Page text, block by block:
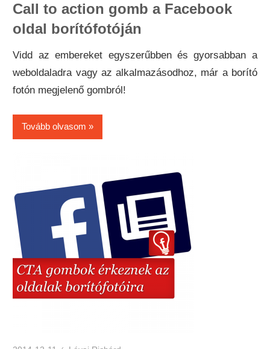
Call to action gomb a Facebook
oldal borítófotóján
Vidd az embereket egyszerűbben és gyorsabban a
weboldaladra vagy az alkalmazásodhoz, már a borító
fotón megjelenő gombról!
Tovább olvasom